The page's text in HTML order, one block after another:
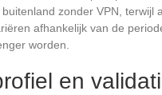
zonder VPN, terwijl
afhankelijk van de
worden.
en